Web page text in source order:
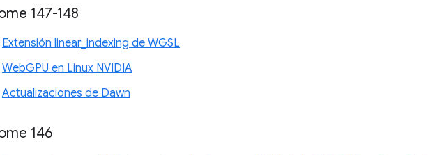
147-148
Extensión linear_indexing de WGSL
WebGPU en Linux NVIDIA
Actualizaciones de Dawn
146